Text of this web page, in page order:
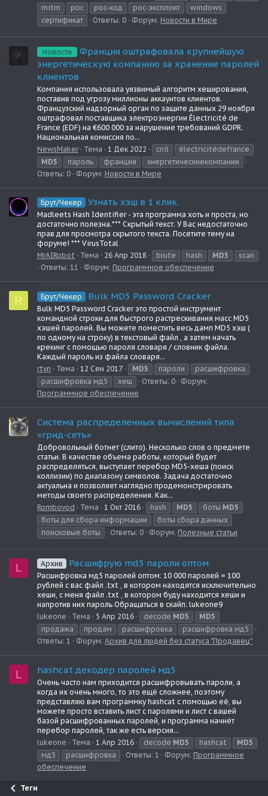
mitm
poc poc-код poc-эксплоит
windows
сертификат
Ответы: 0 Форум: Новости в Мире
Новости
Франция оштрафовала крупнейшую
энергетическую компанию за хранение паролей
клиентов
Компания использовала уязвимый алгоритм хеширования,
поставив под угрозу миллионы аккаунтов клиентов.
Французский надзорный орган по защите данных 29 ноября
оштрафовал поставщика электроэнергии Électricité de
France (EDF) на €600 000 за нарушение требований GDPR.
Национальная комиссия по...
NewsMaker
Тема 1 Дек 2022 cnil
électricitédefrance
MD5
пароль франция
энергетическиекомпании
Ответы: 0
Форум: Новости в Мире
Брут/Чекер Узнать хэш в 1 клик.
Madleets Hash Identifier - эта программа хоть и проста, но
достаточно полезна.*** Скрытый текст: У Вас недостаточно
прав для просмотра скрытого текста. Посетите тему на
форуме! *** VirusTotal
MrAIRobot
Тема 26 Апр 2018 brute hash MD5
scan
Ответы: 11
Форум: Программное обеспечение
R Брут/Чекер Bulk MD5 Password Cracker
Bulk MD5 Password Cracker это простой инструмент
командной строки для быстрого растрескивания масс MD5
хэшей паролей. Вы можете поместить весь дамп MD5 хэш (
по одному на строку) в текстовый файл , а затем начать
крекинг с помощью пароля словаря / словник файла.
Каждый пароль из файла словаря...
rtyn
Тема 12 Сен 2017 MD5 пароли
расшифровка
расшифровка мд5
хеш Ответы: 0
Форум:
Программное обеспечение
Система распределенных вычислений типа
«грид-сеть»
Добровольный ботнет (слито). Несколько слов о предмете
статьи. В качестве объема работы, который будет
распределяться, выступает перебор MD5-хеша (поиск
коллизии) по диапазону символов. Задача достаточно
актуальна и позволяет наглядно продемонстрировать
методы своего распределения. Как...
Rombovod
Тема 1 Окт 2016 hash MD5 боты MD5
боты для сбора информации
боты сбора данных
поисковые боты
Ответы: 0 Форум: Полезные статьи
L Архив Расшифрую md5 пароли оптом
Расшифровка мд5 паролей оптом: 10 000 паролей = 100
рублей с вас файл .txt , в котором находятся исключительно
хеши, с меня файл .txt , в котором буду находится хеши и
напротив них пароль Обращаться в скайп: lukeone9
lukeone
Тема 5 Апр 2016 decode MD5
MD5
продажа
продам расшифровка
расшифровка мд5
Ответы: 1
Форум: Архив для людей без статуса "Продавец"
L hashcat декодер паролей мд5
Очень часто нам приходится расшифровывать пароли, а
когда их очень много, то это ещё сложнее, поэтому
представляю вам программку hashcat с помощью её, вы
можете просто вставить лист с паролями и лист с вашей
базой расшифрованных паролей, и программа начнёт
перебор паролей, так же есть версия...
lukeone
Тема 1 Апр 2016 decode MD5 hashcat
MD5
мд5
расшифровка Ответы: 1 Форум: Программное
обеспечение
Теги